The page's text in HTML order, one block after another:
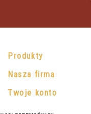
Produkty
Nasza firma
Twoje konto